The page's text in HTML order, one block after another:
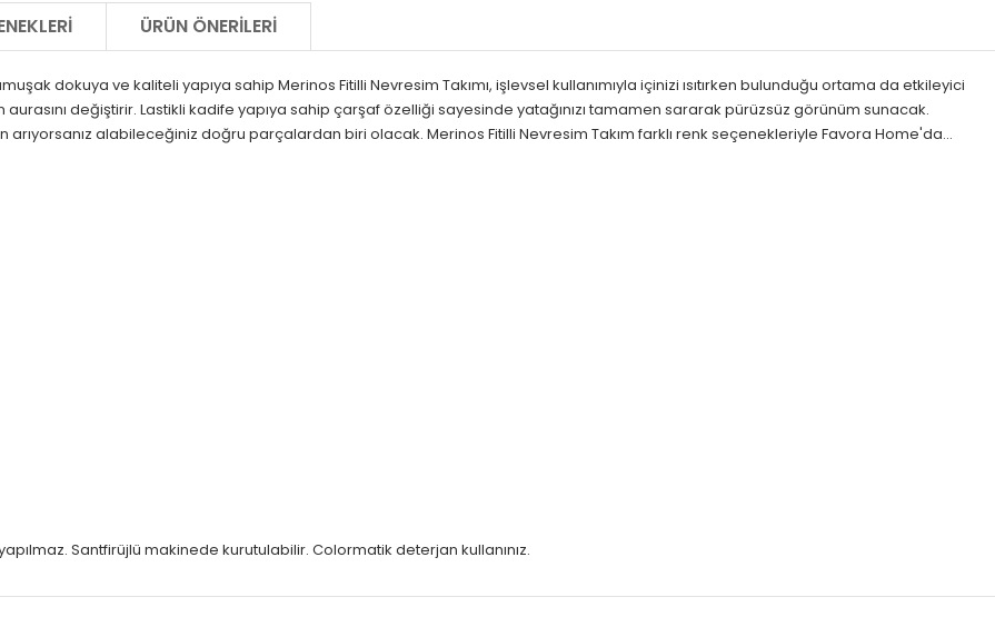
ÜRÜN ÖNERILERI
dokuya ve kaliteli yapıya sahip Merinos Fitilli Nevresim Takımı, işlevsel kullanımıyla içinizi ısıtırken bulunduğu ortama da etkileyici
değiştirir. Lastikli kadife yapıya sahip çarşaf özelliği sayesinde yatağınızı tamamen sararak pürüzsüz görünüm sunacak.
alabileceğiniz doğru parçalardan biri olacak. Merinos Fitilli Nevresim Takım farklı renk seçenekleriyle Favora Home'da…
Santfirüjlü makinede kurutulabilir. Colormatik deterjan kullanınız.